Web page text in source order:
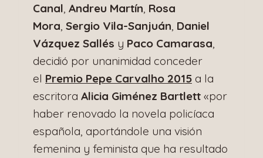
Canal Andreu Martín Rosa
Mora Sergio Vila-Sanjuán Daniel
Vázquez Sallés y Paco Camarasa
decidió por unanimidad conceder
el Premio Pepe Carvalho 2015 a la
escritora Alicia Giménez Bartlett «por
haber renovado la novela policíaca
española, aportándole una visión
femenina y feminista que ha resultado